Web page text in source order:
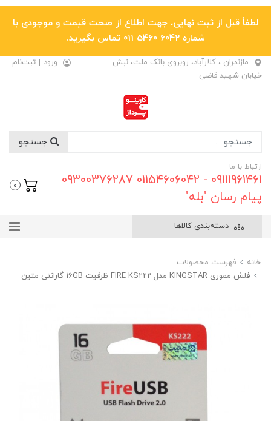
لطفاً قبل از ثبت نهایی، جهت اطلاع از صحت قیمت و موجودی با
شماره 6042 5460 011 تماس بگیرید.
مازندران ، کلارآباد، روبروی بانک ملت، نبش
خیابان شهید قاضی
ورود | ثبت‌نام
ارتباط با ما
09111961461 - 01154606042 09300376287
پیام رسان "بله"
0
دسته‌بندی کالاها
خانه
فهرست محصولات
فلش مموری KINGSTAR مدل FIRE KS222 ظرفیت 16GB گارانتی متین